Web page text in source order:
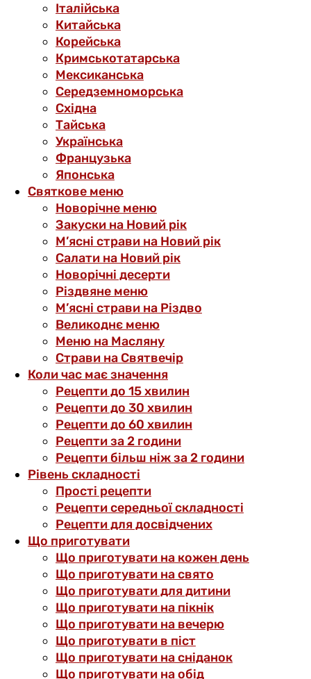
Італійська
Китайська
Корейська
Кримськотатарська
Мексиканська
Середземноморська
Східна
Тайська
Українська
Французька
Японська
Святкове меню
Новорічне меню
Закуски на Новий рік
М’ясні страви на Новий рік
Салати на Новий рік
Новорічні десерти
Різдвяне меню
М’ясні страви на Різдво
Великоднє меню
Меню на Масляну
Страви на Святвечір
Коли час має значення
Рецепти до 15 хвилин
Рецепти до 30 хвилин
Рецепти до 60 хвилин
Рецепти за 2 години
Рецепти більш ніж за 2 години
Рівень складності
Прості рецепти
Рецепти середньої складності
Рецепти для досвідчених
Що приготувати
Що приготувати на кожен день
Що приготувати на свято
Що приготувати для дитини
Що приготувати на пікнік
Що приготувати на вечерю
Що приготувати в піст
Що приготувати на сніданок
Що приготувати на обід